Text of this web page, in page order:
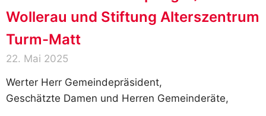
Wollerau und Stiftung Alterszentrum
Turm-Matt
22. Mai 2025
Werter Herr Gemeindepräsident,
Geschätzte Damen und Herren Gemeinderäte,